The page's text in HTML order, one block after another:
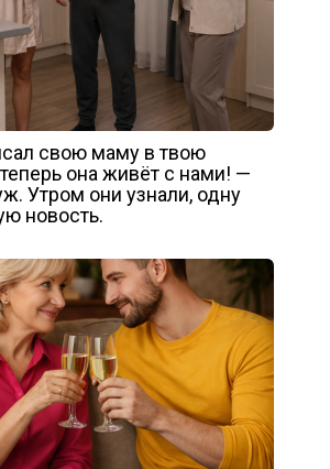
свою маму в твою
теперь она живёт с нами! —
Утром они узнали, одну
новость.